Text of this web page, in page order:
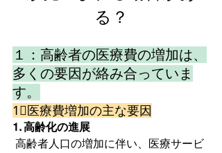
る？
１：高齢者の医療費の増加は、
多くの要因が絡み合っていま
す。
1⃣医療費増加の主な要因
1. 高齢化の進展